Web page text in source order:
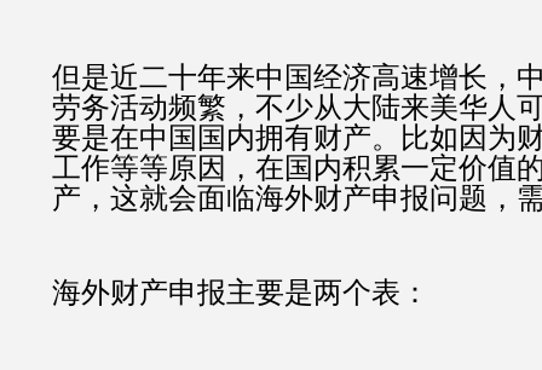
但是近二十年来中国经济高速增长，
劳务活动频繁，不少从大陆来美华人
要是在中国国内拥有财产。比如因为
工作等等原因，在国内积累一定价值
产，这就会面临海外财产申报问题，
海外财产申报主要是两个表：